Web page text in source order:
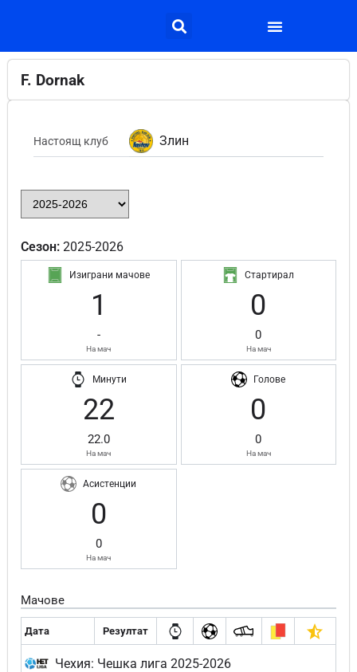
F. Dornak
Настоящ клуб Злин
Сезон: 2025-2026
Изиграни мачове
1
-
На мач
Стартирал
0
0
На мач
Минути
22
22.0
На мач
Голове
0
0
На мач
Асистенции
0
0
На мач
Мачове
Дата Резултат
Чехия: Чешка лига 2025-2026